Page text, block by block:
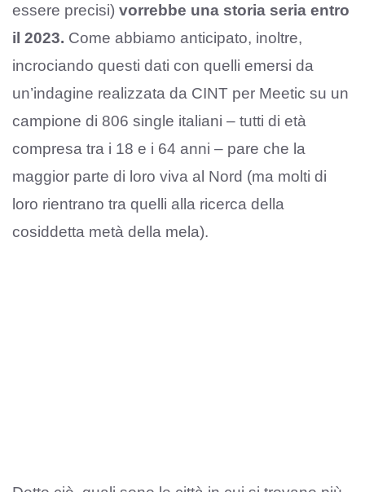
essere precisi) vorrebbe una storia seria entro
il 2023. Come abbiamo anticipato, inoltre,
incrociando questi dati con quelli emersi da
un’indagine realizzata da CINT per Meetic su un
campione di 806 single italiani – tutti di età
compresa tra i 18 e i 64 anni – pare che la
maggior parte di loro viva al Nord (ma molti di
loro rientrano tra quelli alla ricerca della
cosiddetta metà della mela).